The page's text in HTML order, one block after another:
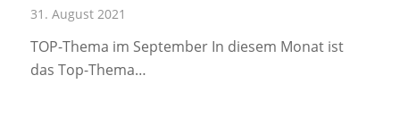
31. August 2021
TOP-Thema im September In diesem Monat ist
das Top-Thema…